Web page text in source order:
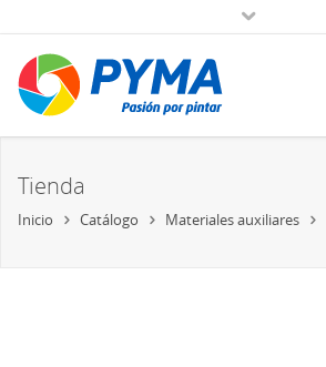
Tienda
Inicio Catálogo Materiales auxiliares